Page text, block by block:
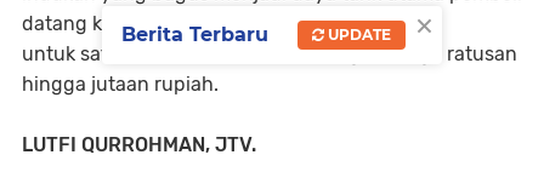
datang kesini.
untuk satu anakan murai, dijual dengan harga ratusan
hingga jutaan rupiah.
LUTFI QURROHMAN, JTV.
×
Berita Terbaru UPDATE